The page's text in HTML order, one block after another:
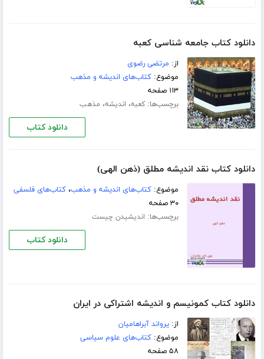
دانلود کتاب جامعه شناسی کعبه
از: مرتضی رضوی
موضوع:کتاب‌های اندیشه و مذهب
۱۱۳ صفحه
برچسب‌ها:کعبه، اندیشه، مذهب
دانلود کتاب
دانلود کتاب نقد اندیشه مطلق (ذهن الهی)
موضوع:کتاب‌های اندیشه و مذهب،کتاب‌های فلسفی
۳۰ صفحه
برچسب‌ها: اندیشیدن چیست
دانلود کتاب
دانلود کتاب کمونیسم و اندیشه اشتراکی در ایران
از:یرواند آبراهامیان
موضوع:کتاب‌های علوم سیاسی
۵۸ صفحه